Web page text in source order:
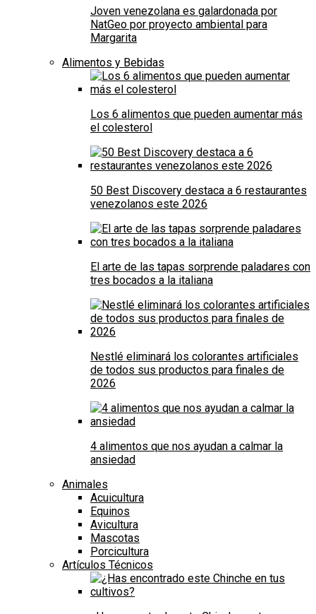
Joven venezolana es galardonada por
NatGeo por proyecto ambiental para
Margarita
Alimentos y Bebidas
Los 6 alimentos que pueden aumentar más
el colesterol
50 Best Discovery destaca a 6 restaurantes
venezolanos este 2026
El arte de las tapas sorprende paladares con
tres bocados a la italiana
Nestlé eliminará los colorantes artificiales
de todos sus productos para finales de
2026
4 alimentos que nos ayudan a calmar la
ansiedad
Animales
Acuicultura
Equinos
Avicultura
Mascotas
Porcicultura
Artículos Técnicos